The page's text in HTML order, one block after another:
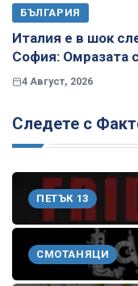
БЪЛГАРИЯ
Италия е в шок
София: Омразата
4 Август, 2026
Следете с
ПЕТЪК 13
СМОТАНЯЦИ